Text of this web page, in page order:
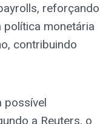
reforçando
política monetária
contribuindo
possível
a Reuters, o